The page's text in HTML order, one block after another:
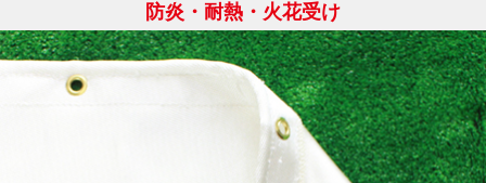
防炎・耐熱・火花受け